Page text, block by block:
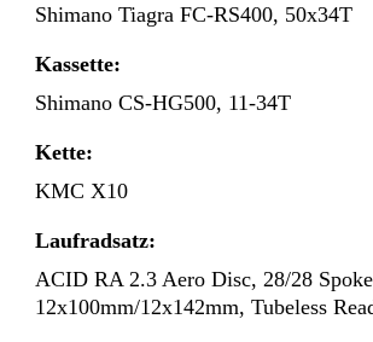
Shimano Tiagra FC-RS400, 50x34T
Kassette:
Shimano CS-HG500, 11-34T
Kette:
KMC X10
Laufradsatz:
ACID RA 2.3 Aero Disc, 28/28
12x100mm/12x142mm, Tubeless